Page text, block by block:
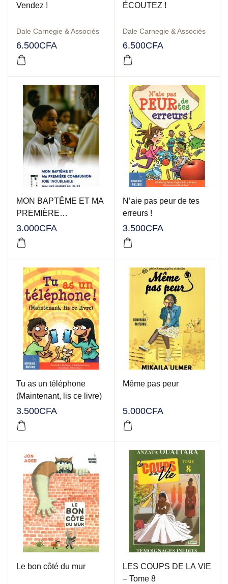
Vendez !
Dale Carnegie & Associés
6.500CFA
ÉCOUTEZ !
Dale Carnegie & Associés
6.500CFA
MON BAPTÊME ET MA
PREMIÈRE
COMMUNION
3.000CFA
N’aie pas peur de tes
erreurs !
3.500CFA
Tu as un téléphone
(Maintenant, lis ce livre)
3.500CFA
Même pas peur
5.000CFA
Le bon côté du mur
LES COUPS DE LA VIE
– Tome 8